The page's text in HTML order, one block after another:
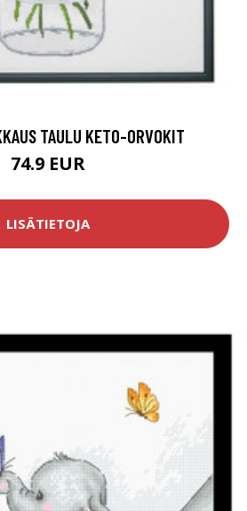
TAULU KETO-ORVOKIT
74.9 EUR
LISÄTIETOJA